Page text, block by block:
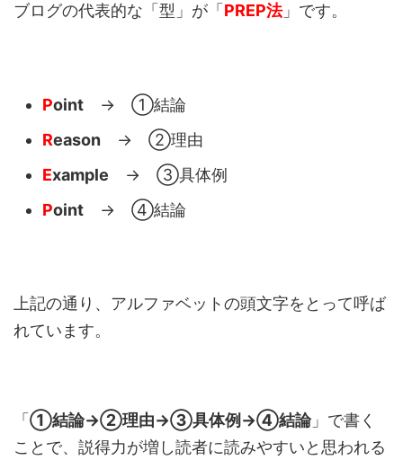
ブログの代表的な「型」が「 PREP法」です。
Point → ①結論
Reason → ②理由
Example → ③具体例
Point → ④結論
上記の通り、アルファベットの頭文字をとって呼ば
れています。
「 ①結論→②理由→③具体例→④結論」で書く
ことで、説得力が増し読者に読みやすいと思われる